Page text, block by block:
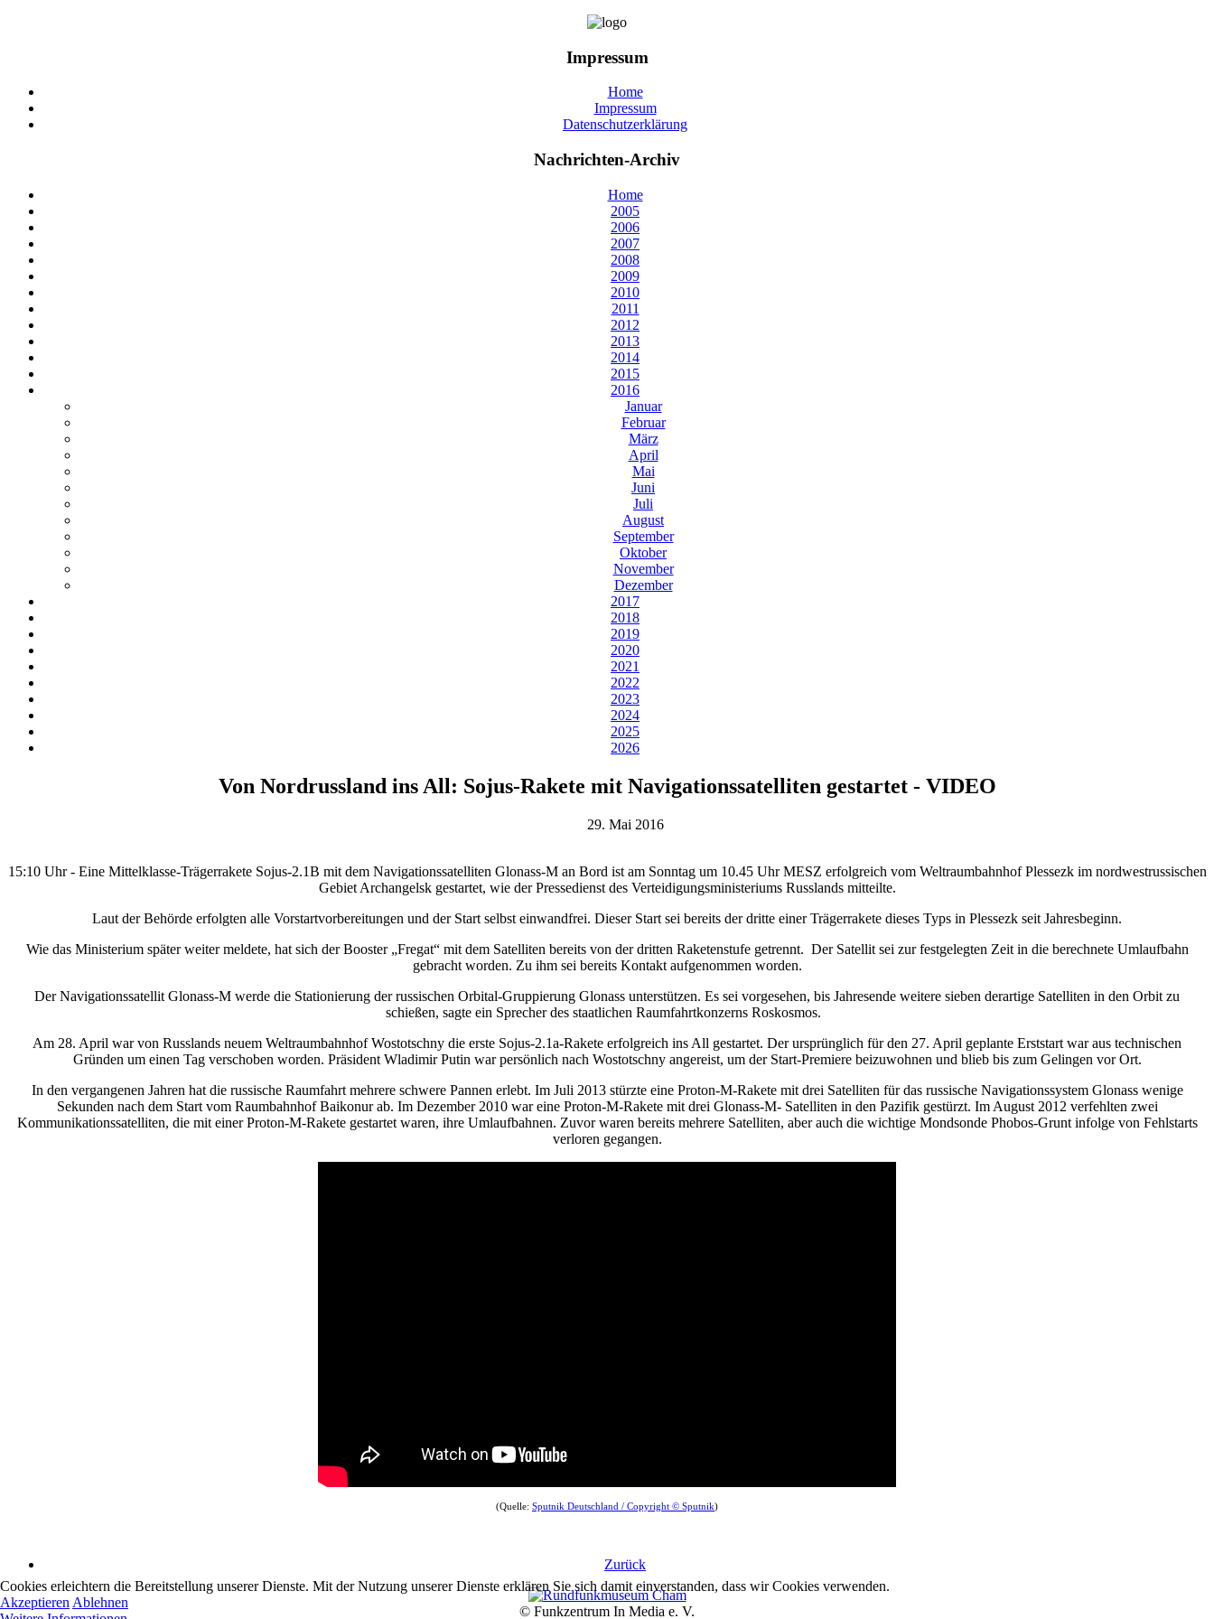
Impressum
Home
Impressum
Datenschutzerklärung
Nachrichten-Archiv
Home
2005
2006
2007
2008
2009
2010
2011
2012
2013
2014
2015
2016
Januar
Februar
März
April
Mai
Juni
Juli
August
September
Oktober
November
Dezember
2017
2018
2019
2020
2021
2022
2023
2024
2025
2026
Von Nordrussland ins All: Sojus-Rakete mit Navigationssatelliten gestartet - VIDEO
29. Mai 2016
15:10 Uhr - Eine Mittelklasse-Trägerrakete Sojus-2.1B mit dem Navigationssatelliten Glonass-M an Bord ist am Sonntag um 10.45 Uhr MESZ erfolgreich vom Weltraumbahnhof Plessezk im nordwestrussischen
Gebiet Archangelsk gestartet, wie der Pressedienst des Verteidigungsministeriums Russlands mitteilte.
Laut der Behörde erfolgten alle Vorstartvorbereitungen und der Start selbst einwandfrei. Dieser Start sei bereits der dritte einer Trägerrakete dieses Typs in Plessezk seit Jahresbeginn.
Wie das Ministerium später weiter meldete, hat sich der Booster „Fregat“ mit dem Satelliten bereits von der dritten Raketenstufe getrennt. Der Satellit sei zur festgelegten Zeit in die berechnete Umlaufbahn
gebracht worden. Zu ihm sei bereits Kontakt aufgenommen worden.
Der Navigationssatellit Glonass-M werde die Stationierung der russischen Orbital-Gruppierung Glonass unterstützen. Es sei vorgesehen, bis Jahresende weitere sieben derartige Satelliten in den Orbit zu
schießen, sagte ein Sprecher des staatlichen Raumfahrtkonzerns Roskosmos.
Am 28. April war von Russlands neuem Weltraumbahnhof Wostotschny die erste Sojus-2.1a-Rakete erfolgreich ins All gestartet. Der ursprünglich für den 27. April geplante Erststart war aus technischen
Gründen um einen Tag verschoben worden. Präsident Wladimir Putin war persönlich nach Wostotschny angereist, um der Start-Premiere beizuwohnen und blieb bis zum Gelingen vor Ort.
In den vergangenen Jahren hat die russische Raumfahrt mehrere schwere Pannen erlebt. Im Juli 2013 stürzte eine Proton-M-Rakete mit drei Satelliten für das russische Navigationssystem Glonass wenige
Sekunden nach dem Start vom Raumbahnhof Baikonur ab. Im Dezember 2010 war eine Proton-M-Rakete mit drei Glonass-M- Satelliten in den Pazifik gestürzt. Im August 2012 verfehlten zwei
Kommunikationssatelliten, die mit einer Proton-M-Rakete gestartet waren, ihre Umlaufbahnen. Zuvor waren bereits mehrere Satelliten, aber auch die wichtige Mondsonde Phobos-Grunt infolge von Fehlstarts
verloren gegangen.
(Quelle: Sputnik Deutschland / Copyright © Sputnik)
Zurück
© Funkzentrum In Media e. V.
Cookies erleichtern die Bereitstellung unserer Dienste. Mit der Nutzung unserer Dienste erklären Sie sich damit einverstanden, dass wir Cookies verwenden.
Akzeptieren Ablehnen